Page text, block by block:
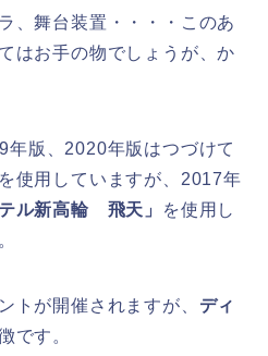
、舞台装置・・・・このあ
はお手の物でしょうが、か
版、2020年版はつづけて
を使用していますが、2017年
ル新高輪 飛天」
を使用し
トが開催されますが、 ディ
です。